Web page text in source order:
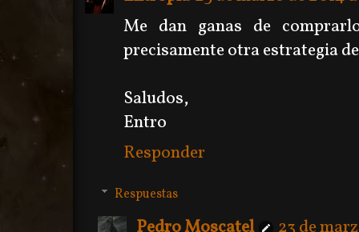
Me dan ganas de
precisamente otra estrategia
Saludos,
Entro
Responder
Respuestas